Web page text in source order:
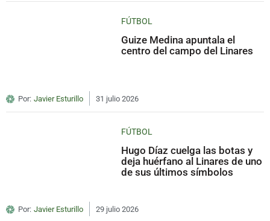
FÚTBOL
Guize Medina apuntala el
centro del campo del Linares
Por: Javier Esturillo 31 julio 2026
FÚTBOL
Hugo Díaz cuelga las botas y
deja huérfano al Linares de uno
de sus últimos símbolos
Por: Javier Esturillo 29 julio 2026